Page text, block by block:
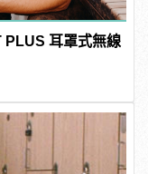
PLUS 耳罩式無線